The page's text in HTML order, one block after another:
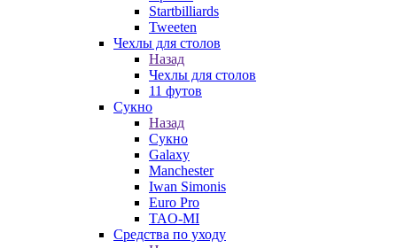
Startbilliards
Tweeten
Чехлы для столов
Назад
Чехлы для столов
11 футов
Сукно
Назад
Сукно
Galaxy
Manchester
Iwan Simonis
Euro Pro
TAO-MI
Средства по уходу